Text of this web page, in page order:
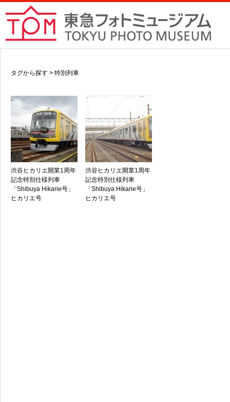
タグから探す > 特別列車
渋谷ヒカリエ開業1周年
記念特別仕様列車
「Shibuya Hikarie号」
ヒカリエ号
渋谷ヒカリエ開業1周年
記念特別仕様列車
「Shibuya Hikarie号」
ヒカリエ号